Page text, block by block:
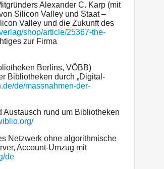
Alexander C. Karp (mit
Silicon Valley und Staat –
Valley und die Zukunft des
shop/article/25367-the-
zur Firma
Berlins, VÖBB)
Bibliotheken durch „Digital-
de/massnahmen-der-
Austausch rund um Bibliotheken
Netzwerk ohne algorithmische
Account-Umzug mit
de